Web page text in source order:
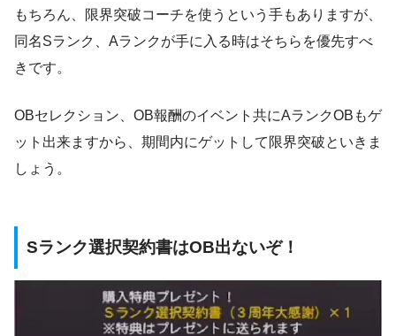
もちろん、限界突破コーチを使うという手もありますが、
同名Sランク、Aランクが手に入る時はそちらを優先すべ
きです。
OBセレクション、OB報酬のイベント共にAランクOBもゲ
ット出来ますから、期間内にゲットして限界突破といきま
しょう。
Sランク選択契約書はOB出ないぞ！